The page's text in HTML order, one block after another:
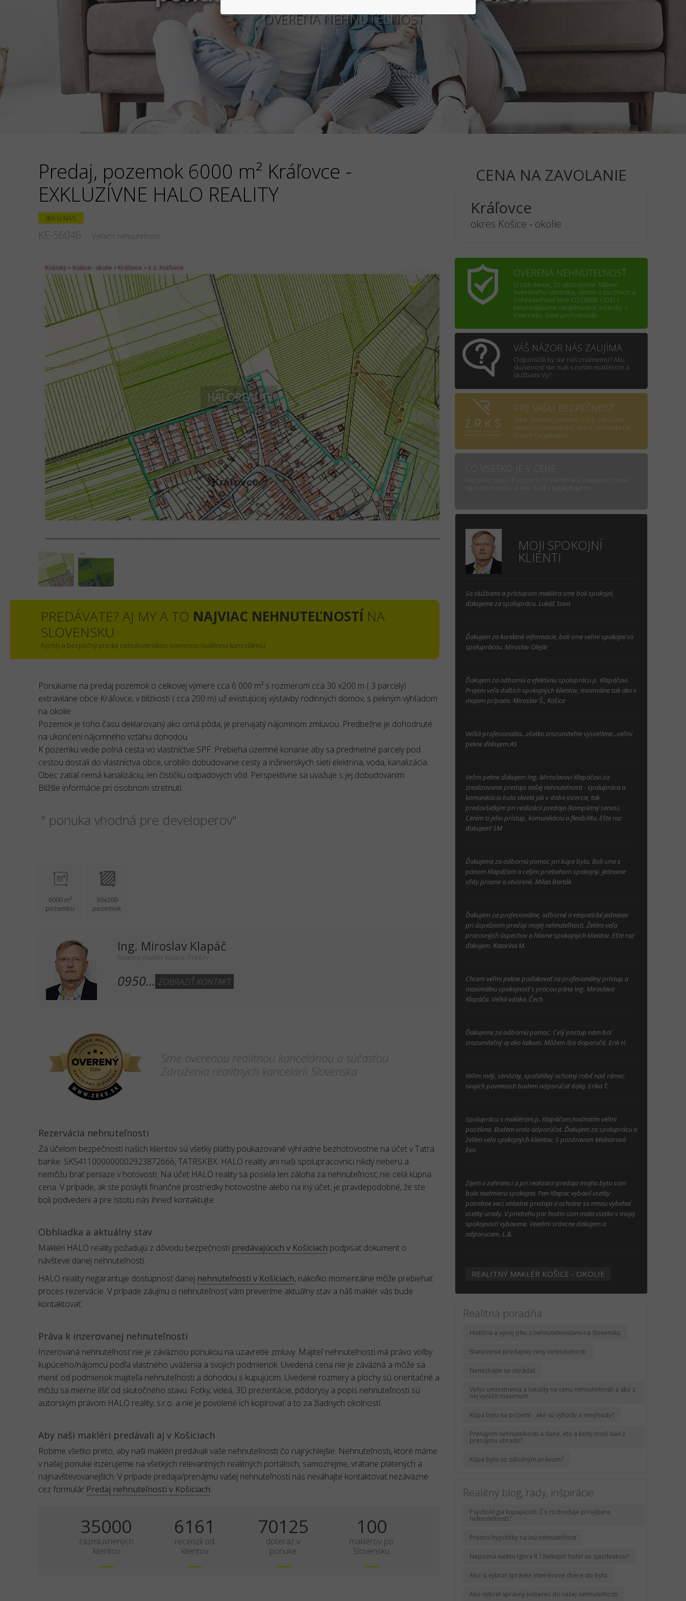
OVERENÁ NEHNUTEĽNOSŤ
Predaj, pozemok 6000 m² Kráľovce -
EXKLUZÍVNE HALO REALITY
IBA U NÁS
KE-56046 Vytlačiť nehnuteľnosť
CENA NA ZAVOLANIE
Kráľovce
okres Košice - okolie
PREDÁVATE? AJ MY A TO NAJVIAC NEHNUTEĽNOSTÍ NA
SLOVENSKU
Rýchly a bezpečný predaj celoslovenskou overenou realitnou kanceláriou
Ponúkame na predaj pozemok o celkovej výmere cca 6 000 m² s rozmerom cca 30 x200 m ( 3 parcely)
extraviláne obce Kráľovce, v blízkosti ( cca 200 m) už existujúcej výstavby rodinných domov, s pekným výhľadom
na okolie .
Pozemok je toho času deklarovaný ako orná pôda, je prenajatý nájomnom zmluvou. Predbežne je dohodnuté
na ukončení nájomného vzťahu dohodou.
K pozemku vedie poľná cesta vo vlastníctve SPF. Prebieha územné konanie aby sa predmetné parcely pod
cestou dostali do vlastníctva obce, urobilo dobudovanie cesty a inžinierskych sieti elektrina, voda, kanalizácia.
Obec zatiaľ nemá kanalizáciu, len čističku odpadových vôd. Perspektívne sa uvažuje s jej dobudovaním.
Bližšie informácie pri osobnom stretnutí.
" ponuka vhodná pre developerov"
6000 m²
pozemku
30x200
pozemok
Ing. Miroslav Klapáč
Realitný maklér Košice, Prešov
0950... ZOBRAZIŤ KONTAKT
Sme overenou realitnou kanceláriou a súčasťou
Združenia realitných kancelárii Slovenska
Rezervácia nehnuteľnosti
Za účelom bezpečnosti našich klientov sú všetky platby poukazované výhradne bezhotovostne na účet v Tatra
banke: SK5411000000002923872666, TATRSKBX. HALO reality ani naši spolupracovníci nikdy neberú a
nemôžu brať peniaze v hotovosti. Na účet HALO reality sa posiela len záloha za nehnuteľnosť, nie celá kúpna
cena. V prípade, ak ste poskytli finančné prostriedky hotovostne alebo na iný účet, je pravdepodobné, že ste
boli podvedení a pre istotu nás ihneď kontaktujte.
Obhliadka a aktuálny stav
Makléri HALO reality požadujú z dôvodu bezpečnosti predávajúcich v Košiciach podpísať dokument o
návšteve danej nehnuteľnosti.
HALO reality negarantuje dostupnosť danej nehnuteľnosti v Košiciach, nakoľko momentálne môže prebiehať
proces rezervácie. V prípade záujmu o nehnuteľnosť vám preveríme aktuálny stav a náš maklér vás bude
kontaktovať.
Práva k inzerovanej nehnuteľnosti
Inzerovaná nehnuteľnosť nie je záväznou ponukou na uzavretie zmluvy. Majiteľ nehnuteľnosti má právo voľby
kupúceho/nájomcu podľa vlastného uváženia a svojich podmienok. Uvedená cena nie je záväzná a môže sa
meniť od podmienok majiteľa nehnuteľnosti a dohodou s kupujúcim. Uvedené rozmery a plochy sú orientačné a
môžu sa mierne líšiť od skutočného stavu. Fotky, videá, 3D prezentácie, pôdorysy a popis nehnuteľnosti sú
autorským právom HALO reality, s.r.o. a nie je povolené ich kopírovať a to za žiadnych okolností.
Aby naši makléri predávali aj v Košiciach
Robíme všetko preto, aby naši makléri predávali vaše nehnuteľnosti čo najrýchlejšie. Nehnuteľnosti, ktoré máme
v našej ponuke inzerujeme na všetkých relevantných realitných portáloch, samozrejme, vrátane platených a
najnavštevovanejších. V prípade predaja/prenájmu vašej nehnuteľnosti nás neváhajte kontaktovať nezáväzne
cez formulár Predaj nehnuteľnosti v Košiciach.
35000
zazmluvnených
klientov
6161
recenzií od
klientov
70125
doteraz v
ponuke
100
maklérov po
Slovensku
OVERENÁ NEHNUTEĽNOSŤ
U nás vieme, čo ukazujeme. Máme
overeného vlastníka, vieme o ťarchách a
nehnuteľnosť sme OSOBNE VIDELI.
Nepredávame okopírované inzeráty z
internetu. Sme profesionáli.
VÁŠ NÁZOR NÁS ZAUJÍMA
Odporúčili by ste nás známemu? Aku
skúsenosť ste mali s naším maklérom a
službami Vy?
PRE VAŠU BEZPEČNOSŤ
Sme členom jedného z top združení
realitných kancelárii, ktoré dohliada na
férove fungovanie.
ČO VŠETKO JE V CENE
MOJI SPOKOJNÍ
KLIENTI
So službami a prístupom makléra sme boli spokojní,
ďakujeme za spoluprácu. Lukáš Sova
Ďakujem za korektné informácie, boli sme veľmi spokojní so
spoluprácou. Miroslav Olejár
Ďakujem za odbornú a efektívnu spoluprácu p. Klapáčovi.
Prajem veľa dalších spokojných klientov, minimálne tak ako v
mojom prípade. Miroslav Š., Košice
Veľká profesionalita...všetko zrozumiteľne vysvetlene...veľmi
pekne ďakujem.AS
Veľmi pekne ďakujem Ing. Miroslavovi Klapáčovi za
zrealizovanie predaja našej nehnuteľnosti - spolupráca a
komunikácia bola skvelá jak v dobe inzercie, tak
predovšetkým pri realizácii predaja (kompletný servis).
Cením si jeho prístup, komunikáciu a flexibilitu. Ešte raz
ďakujem! SM
Ďakujeme za odbornú pomoc pri kúpe bytu. Boli sme s
pánom Klapáčom a celým priebehom spokojný. Jednanie
vždy priame a otvorené. Milan Barták
Ďakujem za profesionálne, odborné a empatické jednanie
pri úspešnom predaji mojej nehnuteľnosti. Želám veľa
pracovných úspechov a hlavne spokojných klientov. Ešte raz
ďakujem. Katarína M.
Chcem veľmi pekne poďakovať za profesionálny prístup a
maximálnu spokojnosť s prácou pána Ing. Miroslava
Klapáča. Veľká vďaka. Čech
Ďakujeme za odbornú pomoc. Celý postup nám bol
zrozumiteľný aj ako laikom. Môžem iba doporučiť. Erik H.
Veľmi milý, seriózny, spoľahlivý ochotný robiť nad rámec
svojích povinnosti budem odporúčať dalej. Erika T.
Spoluprácu s maklérom,p. Klapáčom,hodnotím veľmi
pozitívne. Budem vrelo odporúčať. Ďakujem za spoluprácu a
želám veľa spokojných klientov. S pozdravom Molnárová
Eva
Zijem v zahranici a pri realizacii predaja mojho bytu som
bola nadmieru spokojna. Pan Klapac vybavil vsetky
potrebne veci ohladne predaja a ochotne so mnou vybehal
vsetky urady. V priebehu par hodin som mala vsetko v mojej
spokojnosti vybavene. Veeelmi srdecne dakujem a
odporucam. L.B.
REALITNÝ MAKLÉR KOŠICE - OKOLIE
Realitná poradňa
História a vývoj trhu s nehnuteľnosťami na Slovensku
Stanovenie predajnej ceny nehnuteľnosti
Nenechajte sa okrádať
Vplyv umiestnenia a lokality na cenu nehnuteľnosti a ako z
nej vyťažiť maximum
Kúpa bytu na prízemí - aké sú výhody a nevýhody?
Prenájom nehnuteľnosti a dane, kto a kedy musí daň z
prenájmu uhradiť?
Kúpa bytu so záložným právom?
Realitný blog, rady, inšpirácie
Psychológia kupujúcich: Čo rozhoduje pri výbere
nehnuteľnosti?
Prenos hypotéky na inú nehnuteľnosť
Nepozná niekto Igora R.? Nekúpiš hotel so zjazdovkou?
Ako si vybrať správne interiérové dvere do bytu
Ako vybrať správny koberec do vašej nehnuteľnosti